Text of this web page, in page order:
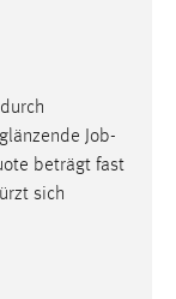
Job-
beträgt fast
sich
anonym.
wie